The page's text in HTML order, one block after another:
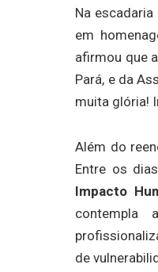
Na
em
afirmou que
Pará, e da
muita glória!
Além do
Entre os
Impacto
contempla
de